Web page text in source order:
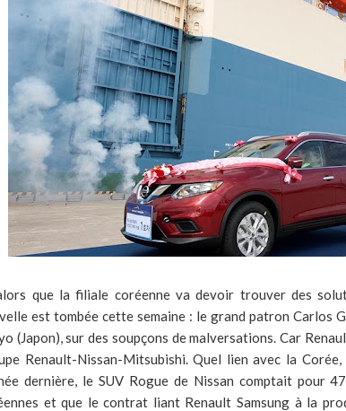
que la filiale coréenne va devoir trouver des
est tombée cette semaine : le grand patron Carlos
(Japon), sur des soupçons de malversations. Car
Renault-Nissan-Mitsubishi. Quel lien avec la
dernière, le SUV Rogue de Nissan comptait pour
et que le contrat liant Renault Samsung à la